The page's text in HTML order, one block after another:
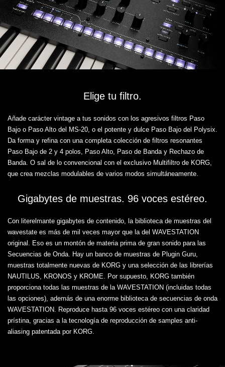
Elige tu filtro.
Añade carácter vintage a tus sonidos con los agresivos filtros Paso
Bajo o Paso Alto del MS-20, o el potente y dulce Paso Bajo del Polysix.
Da forma y refina con una completa colección de filtros resonantes
Paso Bajo de 2 y 4 polos, Paso Alto, Paso de Banda y Rechazo de
Banda. O sal de lo convencional con el exclusivo Multifiltro de KORG,
que crea mezclas modulables de varios modos simultáneamente.
Gigabytes de muestras. 96 voces estéreo.
Con literelmante gigabytes de contenido, la biblioteca de muestras del
wavestate es más de mil veces mayor que la del WAVESTATION
original. Eso es un montón de materia prima de gran sonido para las
Secuencias de Onda. Hay un banco de muestras de Plugin Guru,
muestras totalmente nuevas de KORG y una selección de las librerías
NAUTILUS, KRONOS y KROME. Por supuesto, KORG también
proporciona todas las muestras de la WAVESTATION (incluidas todas
las opciones), además de una enorme biblioteca de secuencias de onda
WAVESTATION. Reproduce hasta 96 voces estéreo con una claridad
prístina, gracias a la tecnología de reproducción de samples anti-
aliasing patentada por KORG.